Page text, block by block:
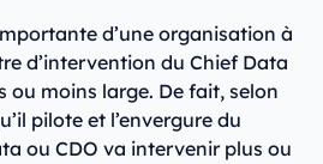
d’une organisation à
d’intervention du Chief Data
ou moins large. De fait, selon
pilote et l’envergure du
ou CDO va intervenir plus ou